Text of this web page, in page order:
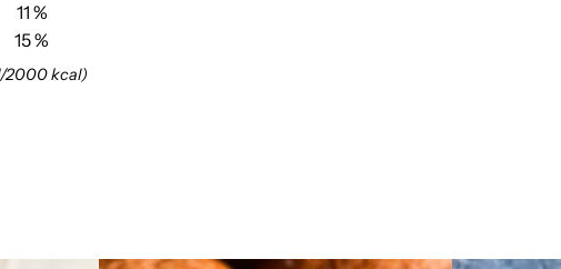
11 %
15 %
2000 kcal)